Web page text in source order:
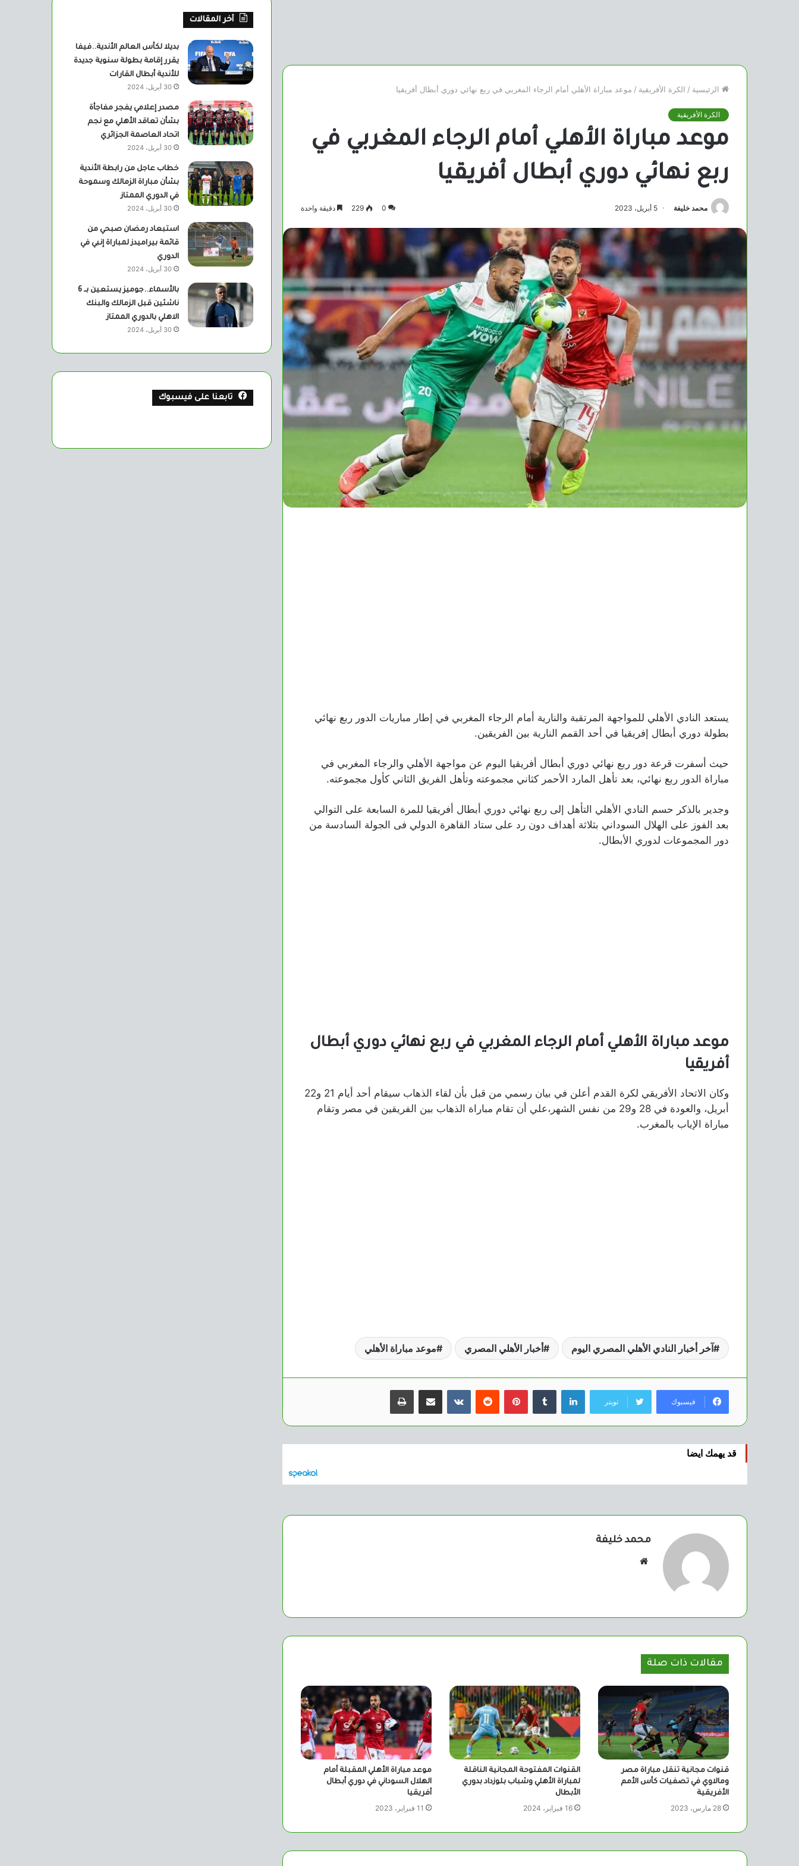
الرئيسية / الكرة الأفريقية / موعد مباراة الأهلي أمام الرجاء المغربي في ربع نهائي دوري أبطال أفريقيا
الكرة الأفريقية
موعد مباراة الأهلي أمام الرجاء المغربي في
ربع نهائي دوري أبطال أفريقيا
محمد خليفة 5 أبريل، 2023 0
229 دقيقة واحدة
يستعد النادي الأهلي للمواجهة المرتقبة والنارية أمام الرجاء المغربي في إطار مباريات الدور ربع نهائي
بطولة دوري أبطال إفريقيا في أحد القمم النارية بين الفريقين.
حيث أسفرت قرعة دور ربع نهائي دوري أبطال أفريقيا اليوم عن مواجهة الأهلي والرجاء المغربي في
مباراة الدور ربع نهائي، بعد تأهل المارد الأحمر كثاني مجموعته وتأهل الفريق الثاني كأول مجموعته.
وجدير بالذكر حسم النادي الأهلي التأهل إلى ربع نهائي دوري أبطال أفريقيا للمرة السابعة على التوالي
بعد الفوز على الهلال السوداني بثلاثة أهداف دون رد على ستاد القاهرة الدولي فى الجولة السادسة من
دور المجموعات لدوري الأبطال.
موعد مباراة الأهلي أمام الرجاء المغربي في ربع نهائي دوري أبطال
أفريقيا
وكان الاتحاد الأفريقي لكرة القدم أعلن في بيان رسمي من قبل بأن لقاء الذهاب سيقام أحد أيام 21 و22
أبريل، والعودة في 28 و29 من نفس الشهر،علي أن تقام مباراة الذهاب بين الفريقين في مصر وتقام
مباراة الإياب بالمغرب.
آخر أخبار النادي الأهلي المصري اليوم أخبار الأهلي المصري موعد مباراة الأهلي
فيسبوك تويتر
لينكدإن بينتيريست مشاركة عبر البريد طباعة
قد يهمك ايضا
محمد خليفة
مقالات ذات صلة
قنوات مجانية تنقل مباراة مصر
ومالاوي في تصفيات كأس الأمم
الأفريقية
28 مارس، 2023
القنوات المفتوحة المجانية الناقلة
لمباراة الأهلي وشباب بلوزداد بدوري
الأبطال
16 فبراير، 2024
موعد مباراة الأهلي المقبلة أمام
الهلال السوداني في دوري أبطال
أفريقيا
11 فبراير، 2023
أخر المقالات
بديلا لكأس العالم الأندية..فيفا
يقرر إقامة بطولة سنوية جديدة
للأندية أبطال القارات
30 أبريل، 2024
مصدر إعلامي يفجر مفاجأة
بشأن تعاقد الأهلي مع نجم
اتحاد العاصمة الجزائري
30 أبريل، 2024
خطاب عاجل من رابطة الأندية
بشأن مباراة الزمالك وسموحة
في الدوري الممتاز
30 أبريل، 2024
استبعاد رمضان صبحي من
قائمة بيراميدز لمباراة إنبي في
الدوري
30 أبريل، 2024
بالأسماء..جوميز يستعين بــ 6
ناشئين قبل الزمالك والبنك
الاهلي بالدوري الممتاز
30 أبريل، 2024
تابعنا على فيسبوك